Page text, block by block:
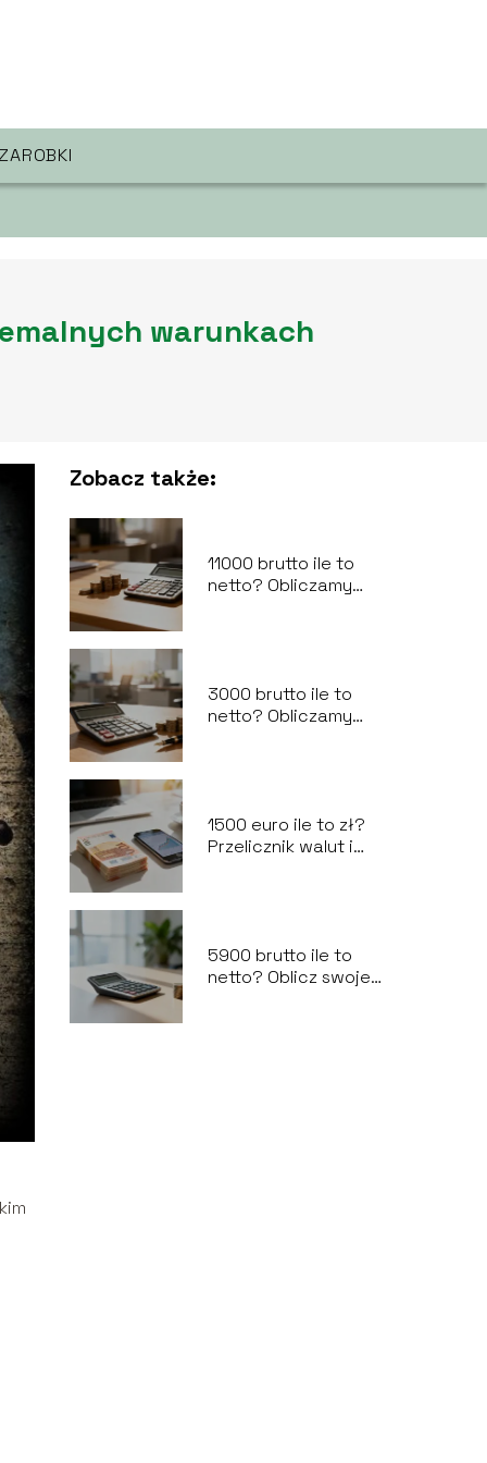
ZAROBKI
warunkach
Zobacz także:
11000 brutto ile to
netto? Obliczamy
3000 brutto ile to
netto? Obliczamy
1500 euro ile to zł?
Przelicznik walut i
5900 brutto ile to
netto? Oblicz swoje